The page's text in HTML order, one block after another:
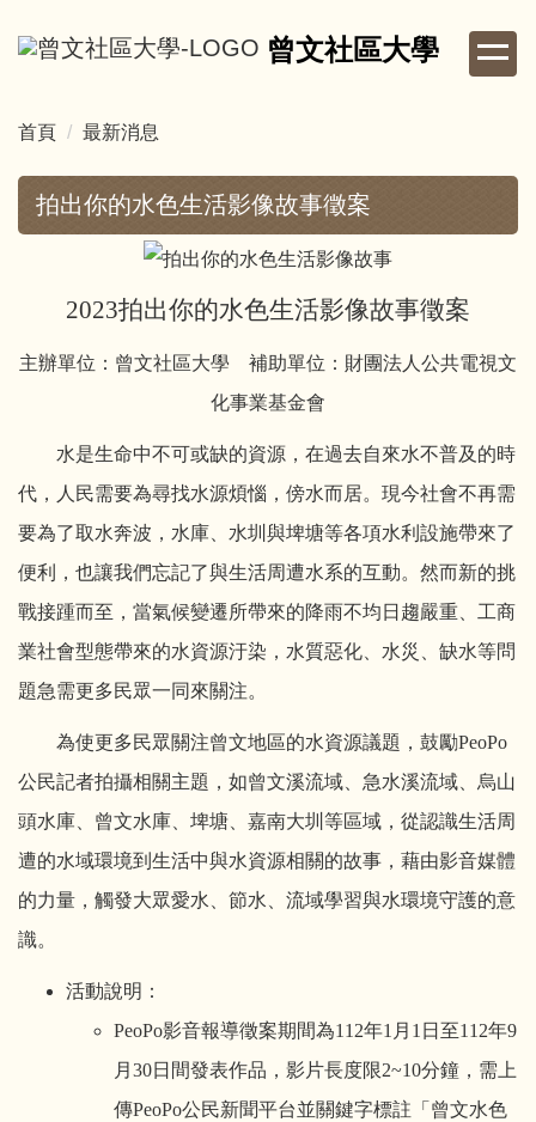
到
內
曾文社區大學
首頁 最新消息
拍出你的水色生活影像故事徵案
2023拍出你的水色生活影像故事徵案
主辦單位：曾文社區大學 補助單位：財團法人公共電視文
化事業基金會
水是生命中不可或缺的資源，在過去自來水不普及的時
代，人民需要為尋找水源煩惱，傍水而居。現今社會不再需
要為了取水奔波，水庫、水圳與埤塘等各項水利設施帶來了
便利，也讓我們忘記了與生活周遭水系的互動。然而新的挑
戰接踵而至，當氣候變遷所帶來的降雨不均日趨嚴重、工商
業社會型態帶來的水資源汙染，水質惡化、水災、缺水等問
題急需更多民眾一同來關注。
為使更多民眾關注曾文地區的水資源議題，鼓勵PeoPo
公民記者拍攝相關主題，如曾文溪流域、急水溪流域、烏山
頭水庫、曾文水庫、埤塘、嘉南大圳等區域，從認識生活周
遭的水域環境到生活中與水資源相關的故事，藉由影音媒體
的力量，觸發大眾愛水、節水、流域學習與水環境守護的意
識。
活動說明：
PeoPo影音報導徵案期間為112年1月1日至112年9
月30日間發表作品，影片長度限2~10分鐘，需上
傳PeoPo公民新聞平台並關鍵字標註「曾文水色